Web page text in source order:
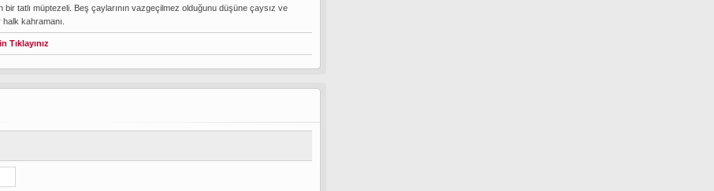
tatlı müptezeli. Beş çaylarının vazgeçilmez olduğunu düşüne çaysız ve
kahramanı.
Tıklayınız